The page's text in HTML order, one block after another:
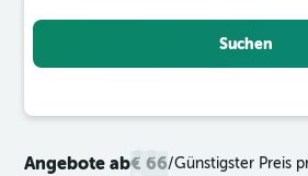
Suchen
Angebote ab€ 66/Günstigster Preis